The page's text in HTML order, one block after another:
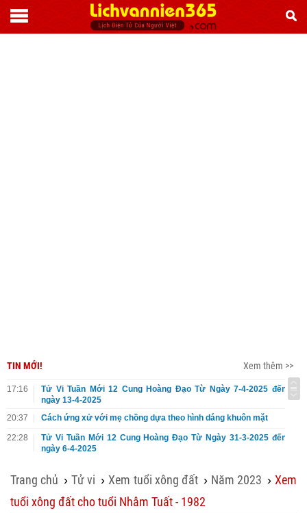
TIN MỚI! Xem thêm >>
17:16
Tử Vi Tuần Mới 12 Cung Hoàng Đạo Từ Ngày 7-4-2025 đến
ngày 13-4-2025
20:37
Cách ứng xử với mẹ chồng dựa theo hình dáng khuôn mặt
22:28
Tử Vi Tuần Mới 12 Cung Hoàng Đạo Từ Ngày 31-3-2025 đến
ngày 6-4-2025
Trang chủ ›Tử vi ›Xem tuổi xông đất › Năm 2023 ›Xem
tuổi xông đất cho tuổi Nhâm Tuất - 1982